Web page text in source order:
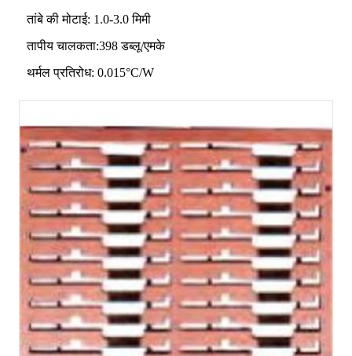
तांबे की मोटाई: 1.0-3.0 मिमी
तापीय चालकता:398 डब्लू/एमके
थर्मल प्रतिरोध: 0.015°C/W